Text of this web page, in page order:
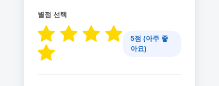
별점 선택
5점 (아주 좋
아요)